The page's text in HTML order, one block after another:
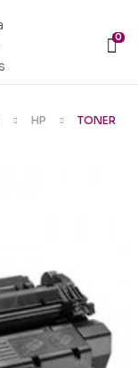
0
HP
TONER